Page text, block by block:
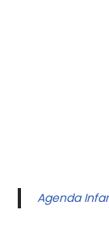
Agenda